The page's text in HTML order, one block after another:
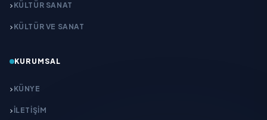
KÜLTÜR SANAT
KÜLTÜR VE SANAT
KURUMSAL
KÜNYE
İLETIŞIM